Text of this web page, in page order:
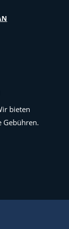
bieten
Gebühren.